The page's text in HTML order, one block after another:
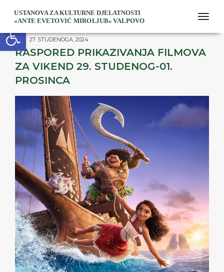
Open toolbar
27. STUDENOGA, 2024
RASPORED PRIKAZIVANJA FILMOVA
ZA VIKEND 29. STUDENOG-01.
PROSINCA